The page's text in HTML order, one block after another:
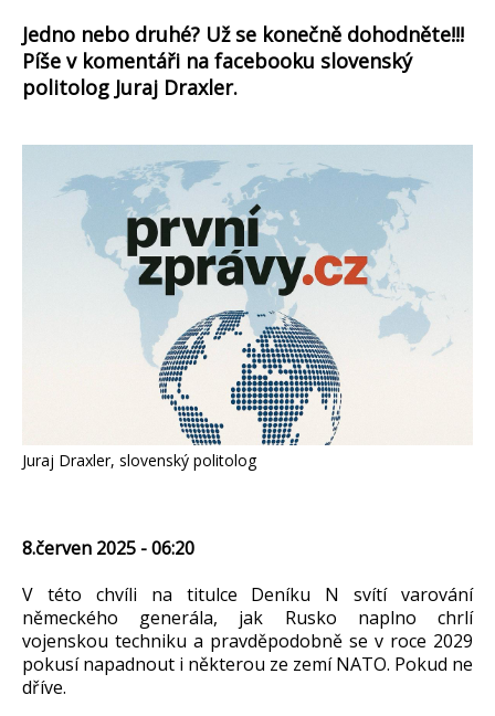
Jedno nebo druhé? Už se konečně dohodněte!!!
Píše v komentáři na facebooku slovenský
politolog Juraj Draxler.
Juraj Draxler, slovenský politolog
8.červen 2025 - 06:20
V této chvíli na titulce Deníku N svítí varování
německého generála, jak Rusko naplno chrlí
vojenskou techniku a pravděpodobně se v roce 2029
pokusí napadnout i některou ze zemí NATO. Pokud ne
dříve.